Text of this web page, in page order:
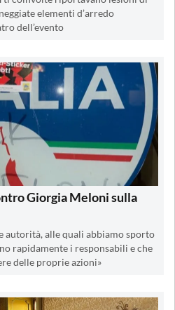
elementi d’arredo
dell’evento
Giorgia Meloni sulla
autorità, alle quali abbiamo sporto
rapidamente i responsabili e che
delle proprie azioni»